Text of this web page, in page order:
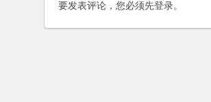
要发表评论，您必须先登录。